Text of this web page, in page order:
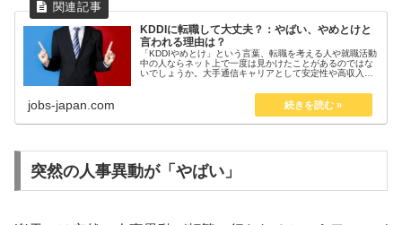
KDDIに転職して大丈夫？：やばい、やめとけと
言われる理由は？
「KDDIやめとけ」という言葉、転職を考える人や就職活動
中の人ならネット上で一度は見かけたことがあるのではな
いでしょうか。大手通信キャリアとして安定性や高収入が
やばい」「激務で消耗する」「...
jobs-japan.com
突然の人事異動が「やばい」